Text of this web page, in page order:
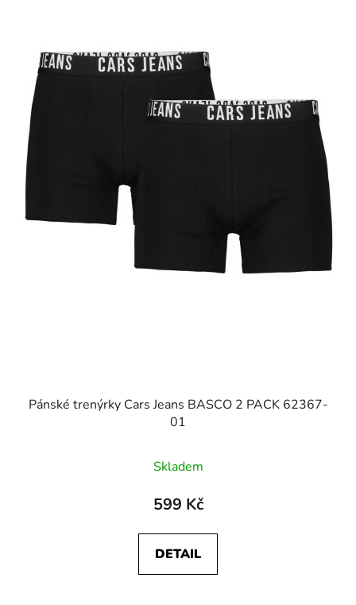
Pánské trenýrky Cars Jeans BASCO 2 PACK 62367-
01
Skladem
599 Kč
DETAIL